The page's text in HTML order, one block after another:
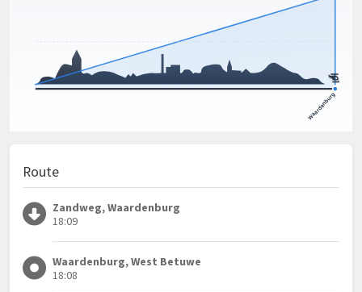
Route
Zandweg, Waardenburg
18:09
Waardenburg, West Betuwe
18:08